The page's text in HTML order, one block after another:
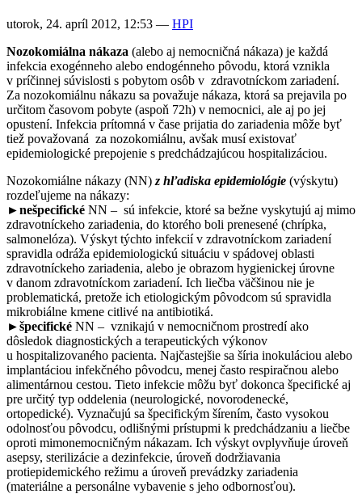
utorok, 24. apríl 2012, 12:53 — HPI
Nozokomiálna nákaza (alebo aj nemocničná nákaza) je každá
infekcia exogénneho alebo endogénneho pôvodu, ktorá vznikla
v príčinnej súvislosti s pobytom osôb v zdravotníckom zariadení.
Za nozokomiálnu nákazu sa považuje nákaza, ktorá sa prejavila po
určitom časovom pobyte (aspoň 72h) v nemocnici, ale aj po jej
opustení. Infekcia prítomná v čase prijatia do zariadenia môže byť
tiež považovaná za nozokomiálnu, avšak musí existovať
epidemiologické prepojenie s predchádzajúcou hospitalizáciou.
Nozokomiálne nákazy (NN) z hľadiska epidemiológie (výskytu)
rozdeľujeme na nákazy:
►nešpecifické NN – sú infekcie, ktoré sa bežne vyskytujú aj mimo
zdravotníckeho zariadenia, do ktorého boli prenesené (chrípka,
salmonelóza). Výskyt týchto infekcií v zdravotníckom zariadení
spravidla odráža epidemiologickú situáciu v spádovej oblasti
zdravotníckeho zariadenia, alebo je obrazom hygienickej úrovne
v danom zdravotníckom zariadení. Ich liečba väčšinou nie je
problematická, pretože ich etiologickým pôvodcom sú spravidla
mikrobiálne kmene citlivé na antibiotiká.
►špecifické NN – vznikajú v nemocničnom prostredí ako
dôsledok diagnostických a terapeutických výkonov
u hospitalizovaného pacienta. Najčastejšie sa šíria inokuláciou alebo
implantáciou infekčného pôvodcu, menej často respiračnou alebo
alimentárnou cestou. Tieto infekcie môžu byť dokonca špecifické aj
pre určitý typ oddelenia (neurologické, novorodenecké,
ortopedické). Vyznačujú sa špecifickým šírením, často vysokou
odolnosťou pôvodcu, odlišnými prístupmi k predchádzaniu a liečbe
oproti mimonemocničným nákazam. Ich výskyt ovplyvňuje úroveň
asepsy, sterilizácie a dezinfekcie, úroveň dodržiavania
protiepidemického režimu a úroveň prevádzky zariadenia
(materiálne a personálne vybavenie s jeho odbornosťou).